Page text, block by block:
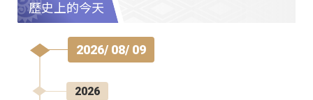
歷史上的今天
2026/ 08/ 09
2026